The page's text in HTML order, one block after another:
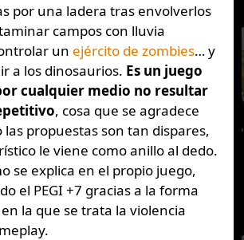
por una ladera tras envolverlos
campos con lluvia
un ejército de zombies… y
a los dinosaurios. Es un juego
cualquier medio no resultar
, cosa que se agradece
las propuestas son tan dispares,
le viene como anillo al dedo.
se explica en el propio juego,
el PEGI +7 gracias a la forma
la que se trata la violencia